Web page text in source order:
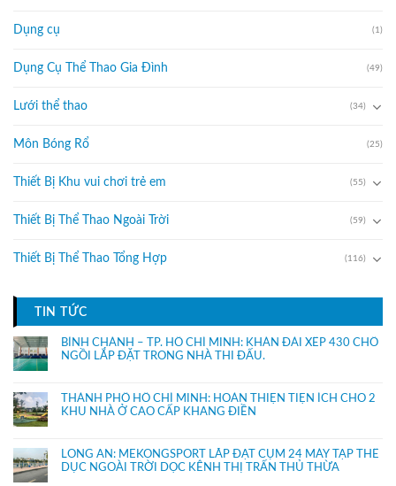
Dụng cụ (1)
Dụng Cụ Thể Thao Gia Đình (49)
Lưới thể thao (34)
Môn Bóng Rổ (25)
Thiết Bị Khu vui chơi trẻ em (55)
Thiết Bị Thể Thao Ngoài Trời (59)
Thiết Bị Thể Thao Tổng Hợp (116)
TIN TỨC
BÌNH CHÁNH – TP. HỒ CHÍ MINH: KHÁN ĐÀI XẾP 430 CHỔ
NGỒI LẮP ĐẶT TRONG NHÀ THI ĐẤU.
THÀNH PHỐ HỒ CHÍ MINH: HOÀN THIỆN TIỆN ÍCH CHO 2
KHU NHÀ Ở CAO CẤP KHANG ĐIỀN
LONG AN: MEKONGSPORT LẮP ĐẶT CỤM 24 MÁY TẬP THỂ
DỤC NGOÀI TRỜI DỌC KÊNH THỊ TRẤN THỦ THỪA